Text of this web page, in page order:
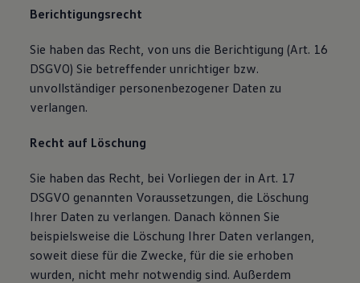
Berichtigungsrecht
Sie haben das Recht, von uns die Berichtigung (Art. 16
DSGVO) Sie betreffender unrichtiger bzw.
unvollständiger personenbezogener Daten zu
verlangen.
Recht auf Löschung
Sie haben das Recht, bei Vorliegen der in Art. 17
DSGVO genannten Voraussetzungen, die Löschung
Ihrer Daten zu verlangen. Danach können Sie
beispielsweise die Löschung Ihrer Daten verlangen,
soweit diese für die Zwecke, für die sie erhoben
wurden, nicht mehr notwendig sind. Außerdem